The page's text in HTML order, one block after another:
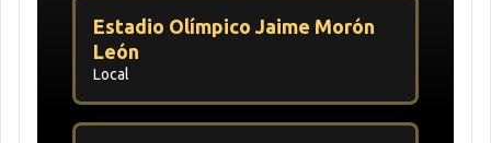
Local
Estadio Olímpico Jaime Morón
León